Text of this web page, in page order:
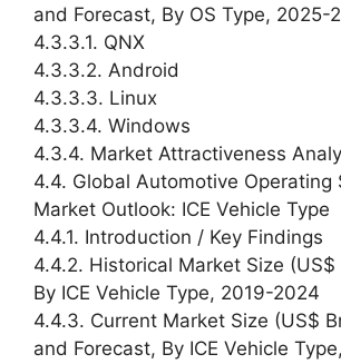
and Forecast, By OS Type, 2025-
4.3.3.1. QNX
4.3.3.2. Android
4.3.3.3. Linux
4.3.3.4. Windows
4.3.4. Market Attractiveness
4.4. Global Automotive Operating
Market Outlook: ICE Vehicle Type
4.4.1. Introduction / Key Findings
4.4.2. Historical Market Size (US$
By ICE Vehicle Type, 2019-2024
4.4.3. Current Market Size (US$
and Forecast, By ICE Vehicle